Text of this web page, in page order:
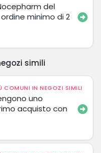
del
minimo di 2
simili
IN NEGOZI SIMILI
uno
acquisto con